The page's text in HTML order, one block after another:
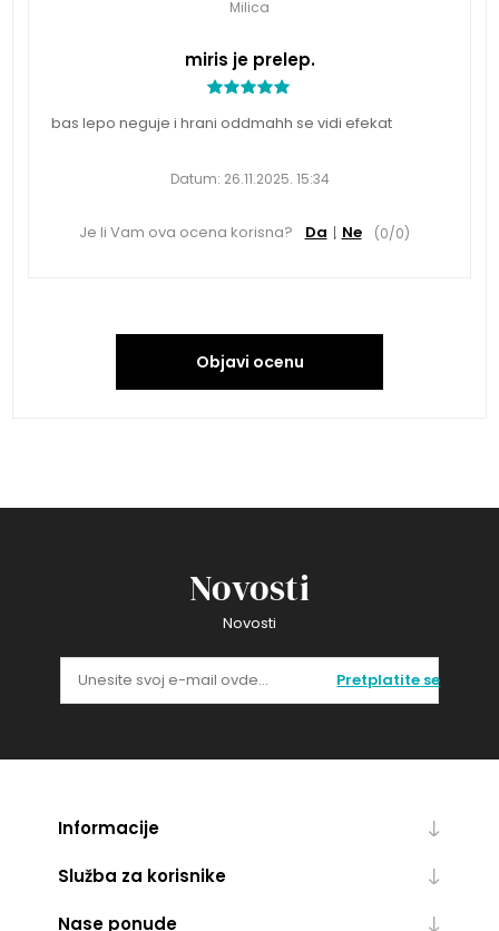
Milica
miris je prelep.
bas lepo neguje i hrani oddmahh se vidi efekat
Datum: 26.11.2025. 15:34
Je li Vam ova ocena korisna? Da Ne (0/0)
Objavi ocenu
Novosti
Novosti
Pretplatite se
Informacije
Služba za korisnike
Nase ponude